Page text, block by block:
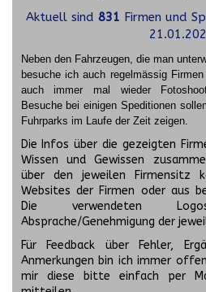
Aktuell sind 831 Firmen und
Neben den Fahrzeugen, die man
besuche ich auch regelmässig
auch immer mal wieder
Besuche bei einigen Speditionen
Fuhrparks im Laufe der Zeit zeigen.
Die Infos über die gezeigten
Wissen und Gewissen
über den jeweilen Firmensitz
Websites der Firmen oder aus
Die verwendeten
Absprache/Genehmigung der
Für Feedback über Fehler,
Anmerkungen bin ich immer
mir diese bitte einfach per